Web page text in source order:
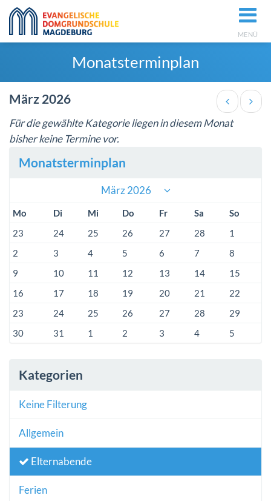
MENÜ
Monatsterminplan
März 2026
Für die gewählte Kategorie liegen in diesem Monat
bisher keine Termine vor.
Monatsterminplan
März 2026
Mo Di Mi Do Fr Sa
So
23
24 25 26 27 28
1
2
3 4 5 6 7
8
9
10 11 12 13 14
15
16
17 18 19 20 21
22
23
24 25 26 27 28
29
30
31 1 2 3 4 5
Kategorien
Keine Filterung
Allgemein
Elternabende
Ferien